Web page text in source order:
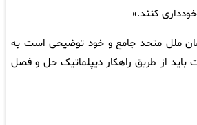
کنند.»
ملل متحد جامع و خود توضیحی است به
باید از طریق راهکار دیپلماتیک حل و فصل